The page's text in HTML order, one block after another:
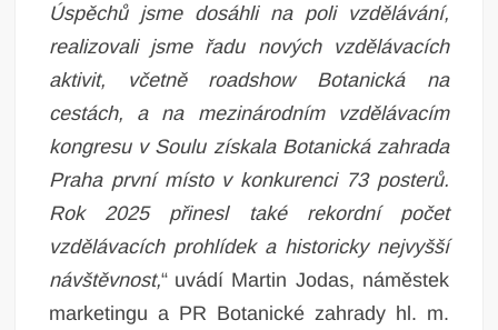
Úspěchů jsme dosáhli na poli vzdělávání,
realizovali jsme řadu nových vzdělávacích
aktivit, včetně roadshow Botanická na
cestách, a na mezinárodním vzdělávacím
kongresu v Soulu získala Botanická zahrada
Praha první místo vkonkurenci 73 posterů.
Rok 2025 přinesl také rekordní počet
vzdělávacích prohlídek a historicky nejvyšší
návštěvnost,“ uvádí Martin Jodas, náměstek
marketingu a PR Botanické zahrady hl. m.